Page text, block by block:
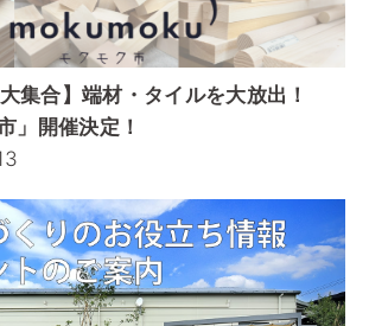
集合】端材・タイルを大放出！
」開催決定！